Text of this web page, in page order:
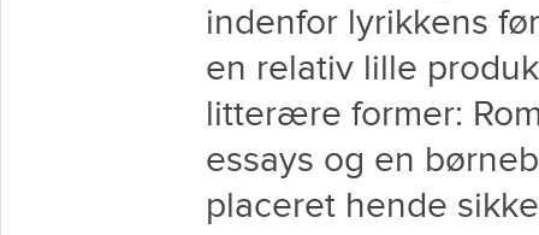
indenfor lyrikkens
en relativ lille
litterære former:
essays og en
placeret hende